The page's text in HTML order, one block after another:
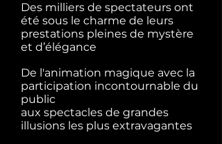
Des milliers de spectateurs ont
été sous le charme de leurs
prestations pleines de mystère
et d’élégance
De l'animation magique avec la
participation incontournable du
public
aux spectacles de grandes
illusions les plus extravagantes